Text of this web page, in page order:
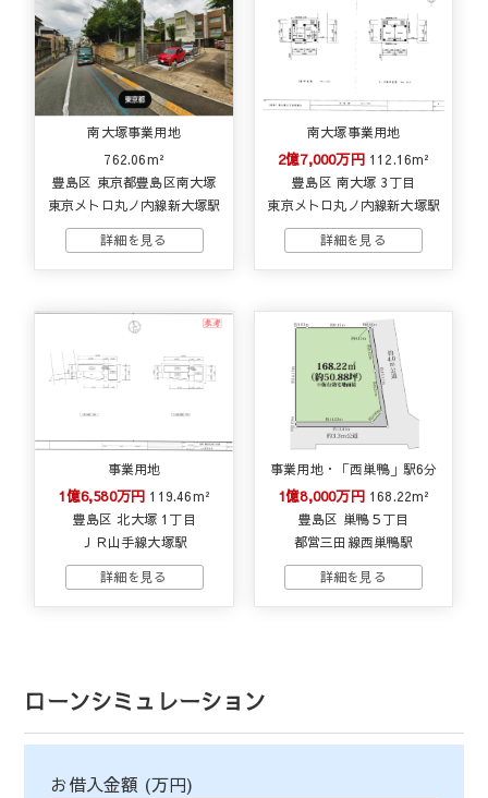
南大塚事業用地
762.06m²
豊島区 東京都豊島区南大塚
東京メトロ丸ノ内線新大塚駅
南大塚事業用地
2億7,000万円 112.16m²
豊島区 南大塚 3丁目
東京メトロ丸ノ内線新大塚駅
事業用地
1億6,580万円 119.46m²
豊島区 北大塚 1丁目
ＪＲ山手線大塚駅
事業用地・「西巣鴨」駅6分
1億8,000万円 168.22m²
豊島区 巣鴨５丁目
都営三田線西巣鴨駅
ローンシミュレーション
お借入金額 (万円)